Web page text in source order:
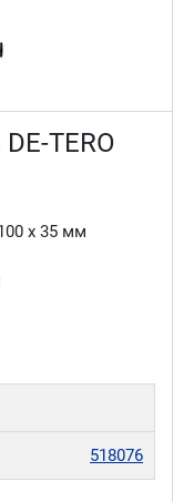
TERO
х 35 мм
518076